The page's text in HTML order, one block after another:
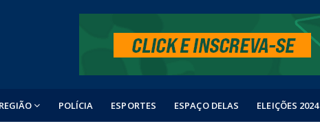
REGIÃO POLÍCIA ESPORTES ESPAÇO DELAS ELEIÇÕES 2024